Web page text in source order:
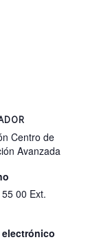
Centro de
Avanzada
00 Ext.
electrónico